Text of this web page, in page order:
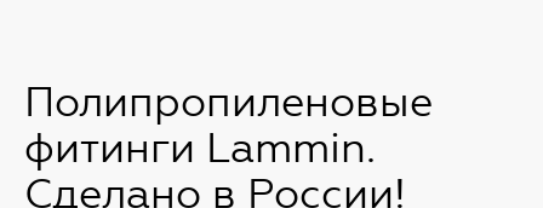
Полипропиленовые
фитинги Lammin.
Сделано в России!